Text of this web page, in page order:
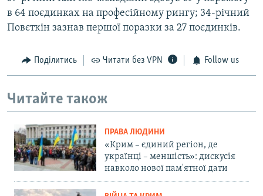
в 64 поєдинках на професійному рингу; 34-річний
Повєткін зазнав першої поразки за 27 поєдинків.
Поділитись Читати без VPN Follow us
Читайте також
ПРАВА ЛЮДИНИ
«Крим – єдиний регіон, де
українці – меншість»: дискусія
навколо нової пам'ятної дати